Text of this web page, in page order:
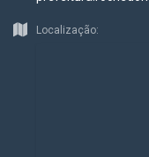
Localização: